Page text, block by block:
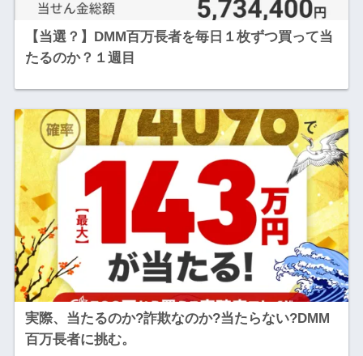
【当選？】DMM百万長者を毎日１枚ずつ買って当
たるのか？１週目
実際、当たるのか?詐欺なのか?当たらない?DMM
百万長者に挑む。